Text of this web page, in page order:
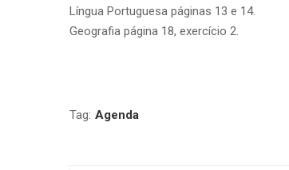
Língua Portuguesa páginas 13 e 14.
Geografia página 18, exercício 2.
Tag: Agenda